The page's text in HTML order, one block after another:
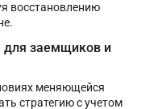
восстановлению
для заемщиков и
меняющейся
стратегию с учетом